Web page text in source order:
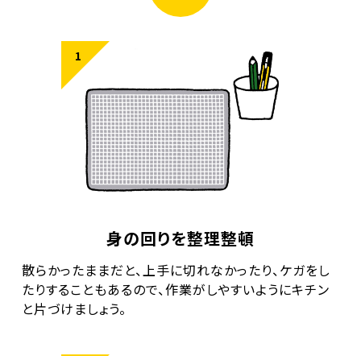
身の回りを整理整頓
散らかったままだと、上手に切れなかったり、ケガをし
たりすることもあるので、作業がしやすいようにキチン
と片づけましょう。